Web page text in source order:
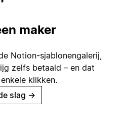
maker
Notion-sjablonengalerij,
zelfs betaald – en dat
klikken.
slag →